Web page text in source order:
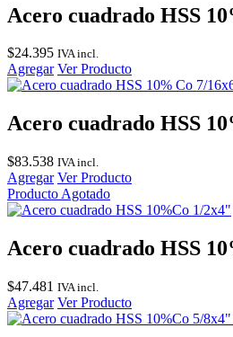
Acero cuadrado HSS
$24.395 IVA incl.
Agregar Ver Producto
Acero cuadrado HSS
$83.538 IVA incl.
Agregar Ver Producto
Producto Agotado
Acero cuadrado HSS
$47.481 IVA incl.
Agregar Ver Producto